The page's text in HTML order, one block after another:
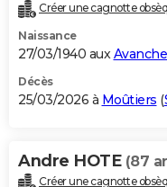
Destinations
City break
Voyage nature
Voyage de noces
Forum
Climat
+PHOTO
GUIDES D'ACHAT
BONS PLANS
Carte de Noël
Carte Bonne année
Carte Saint-Valentin
Carte Pâques
Carte d'anniversaire
DICTIONNAIRE
Créer une cagnotte
Naissance
27/03/1940 aux
Décès
25/03/2026 à Moûtiers (
Andre HOTE (87
Créer une cagnotte